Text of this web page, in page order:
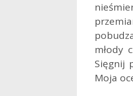
młody
Sięgnij
Moja